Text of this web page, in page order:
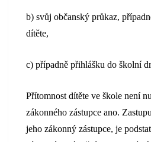
b) svůj občanský průkaz,
dítěte,
c) případně přihlášku do školní
Přítomnost dítěte ve škole není
zákonného zástupce ano.
jeho zákonný zástupce, je